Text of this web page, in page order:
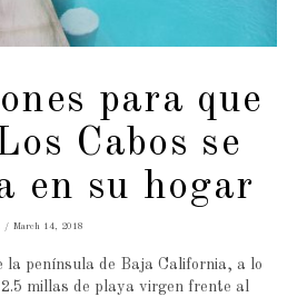
para que
Cabos se
en su hogar
March 14, 2018
la península de Baja California, a lo
millas de playa virgen frente al